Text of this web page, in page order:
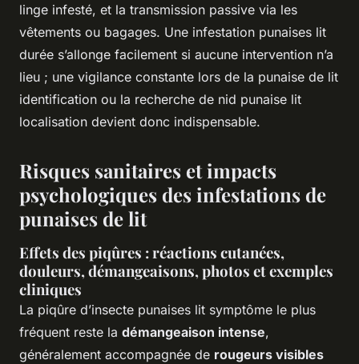
linge infesté, et la transmission passive via les
vêtements ou bagages. Une infestation punaises lit
durée s’allonge facilement si aucune intervention n’a
lieu ; une vigilance constante lors de la punaise de lit
identification ou la recherche de nid punaise lit
localisation devient donc indispensable.
Risques sanitaires et impacts
psychologiques des infestations de
punaises de lit
Effets des piqûres : réactions cutanées,
douleurs, démangeaisons, photos et exemples
cliniques
La piqûre d’insecte punaises lit symptôme le plus
fréquent reste la démangeaison intense,
généralement accompagnée de rougeurs visibles